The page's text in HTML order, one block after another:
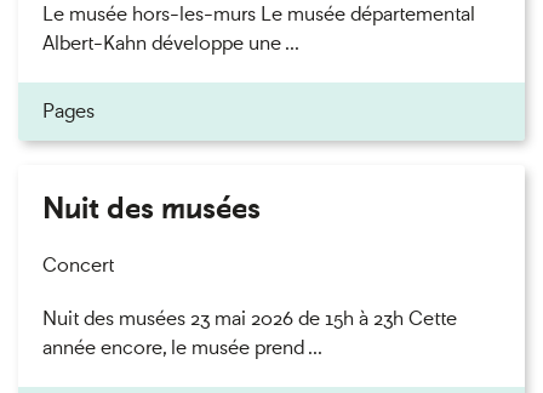
Le musée hors-les-murs Le musée départemental
Albert-Kahn développe une ...
Pages
Nuit des musées
Concert
Nuit des musées 23 mai 2026 de 15h à 23h Cette
année encore, le musée prend ...